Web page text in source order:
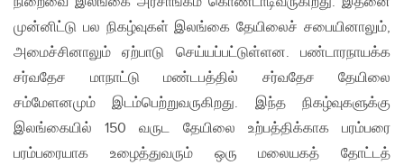
முன்னிட்டு பல நிகழ்வுகள் இலங்கை தேயிலைச் சபையினாலும்,
அமைச்சினாலும் ஏற்பாடு செய்யப்பட்டுள்ளன. பண்டாரநாயக்க
சர்வதேச மாநாட்டு மண்டபத்தில் சர்வதேச தேயிலை
சம்மேளனமும் இடம்பெற்றுவருகிறது. இந்த நிகழ்வுகளுக்கு
இலங்கையில் 150 வருட தேயிலை உற்பத்திக்காக பரம்பரை
பரம்பரையாக உழைத்துவரும் ஒரு மலையகத் தோட்டத்